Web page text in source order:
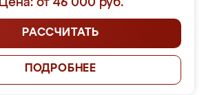
Цена: от 46 000 руб.
РАССЧИТАТЬ
ПОДРОБНЕЕ